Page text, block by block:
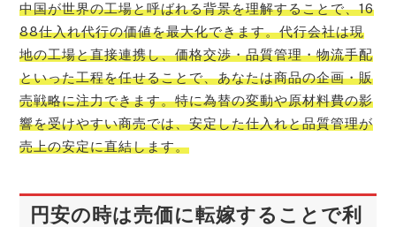
中国が世界の工場と呼ばれる背景を理解することで、16
88仕入れ代行の価値を最大化できます。代行会社は現
地の工場と直接連携し、価格交渉・品質管理・物流手配
といった工程を任せることで、あなたは商品の企画・販
売戦略に注力できます。特に為替の変動や原材料費の影
響を受けやすい商売では、安定した仕入れと品質管理が
売上の安定に直結します。
円安の時は売価に転嫁することで利